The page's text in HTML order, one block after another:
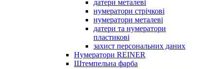
датери металеві
нумератори стрічкові
нумератори металеві
датери та нумератори
пластикові
захист персональних даних
Нумератори REINER
Штемпельна фарба